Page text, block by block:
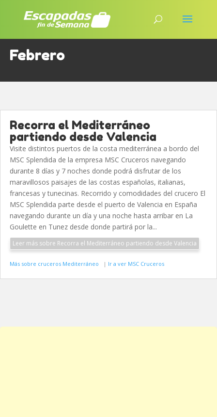
Febrero
Recorra el Mediterráneo
partiendo desde Valencia
Visite distintos puertos de la costa mediterránea a bordo del
MSC Splendida de la empresa MSC Cruceros navegando
durante 8 días y 7 noches donde podrá disfrutar de los
maravillosos paisajes de las costas españolas, italianas,
francesas y tunecinas. Recorrido y comodidades del crucero El
MSC Splendida parte desde el puerto de Valencia en España
navegando durante un día y una noche hasta arribar en La
Goulette en Tunez desde donde partirá por la...
Leer más sobre Recorra el Mediterráneo partiendo desde Valencia
Más sobre cruceros Mediterráneo | Ir a ver MSC Cruceros